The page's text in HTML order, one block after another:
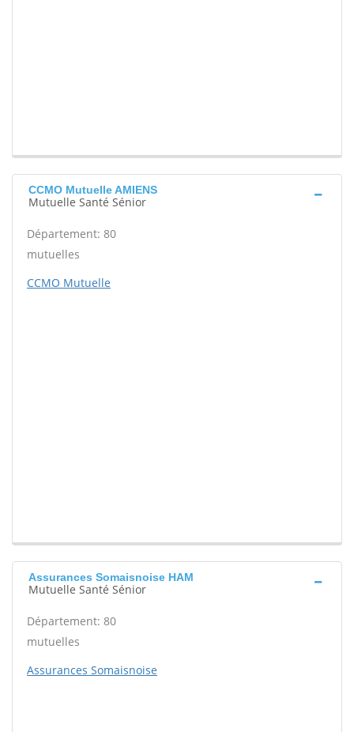
CCMO Mutuelle AMIENS
Mutuelle Santé Sénior
Département: 80
mutuelles
CCMO Mutuelle
Assurances Somaisnoise HAM
Mutuelle Santé Sénior
Département: 80
mutuelles
Assurances Somaisnoise